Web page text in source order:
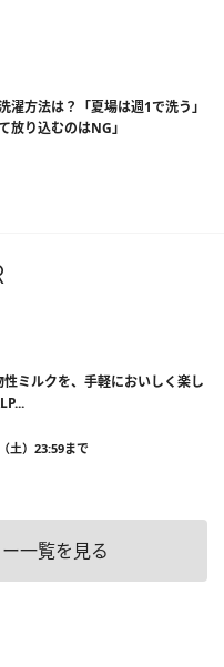
濯方法は？「夏場は週1で洗う」
放り込むのはNG」
性ミルクを、手軽においしく楽し
土）23:59まで
一覧を見る